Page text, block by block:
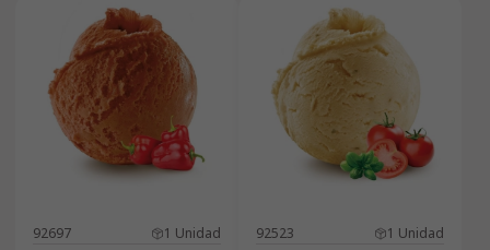
92697 1 Unidad 92523 1 Unidad